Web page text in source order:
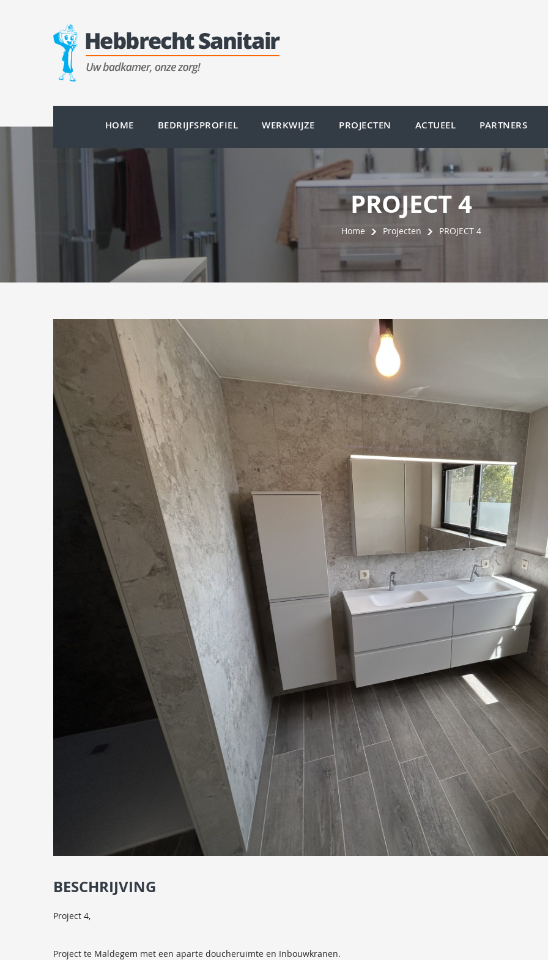
HOME BEDRIJFSPROFIEL WERKWIJZE PROJECTEN ACTUEEL PARTNERS
PROJECT 4
Home Projecten PROJECT 4
BESCHRIJVING
Project 4,
Project te Maldegem met een aparte doucheruimte en Inbouwkranen.